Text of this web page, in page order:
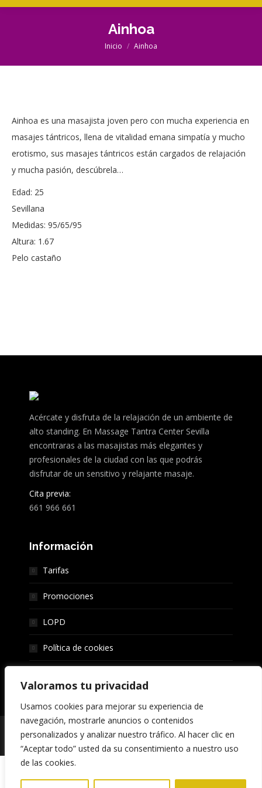
Valoramos tu privacidad
Usamos cookies para mejorar su experiencia de
navegación, mostrarle anuncios o contenidos
personalizados y analizar nuestro tráfico. Al hacer clic en
“Aceptar todo” usted da su consentimiento a nuestro uso
de las cookies.
Ainhoa
Estás aquí:
Inicio Ainhoa
Ainhoa es una masajista joven pero con mucha experiencia en
masajes tántricos, llena de vitalidad emana simpatía y mucho
erotismo, sus masajes tántricos están cargados de relajación
y mucha pasión, descúbrela…
Edad: 25
Sevillana
Medidas: 95/65/95
Altura: 1.67
Pelo castaño
Acércate y disfruta de la relajación de un ambiente de
alto standing. En Massage Tantra Center Sevilla
encontraras a las masajistas más elegantes y
profesionales de la ciudad con las que podrás
disfrutar de un sensitivo y relajante masaje.
Cita previa:
661 966 661
Información
Tarifas
Promociones
LOPD
Política de cookies
Todos los derechos reservados © Massage Tantra Center